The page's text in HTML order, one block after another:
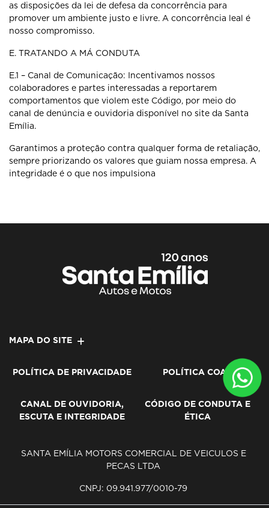
as disposições da lei de defesa da concorrência para
promover um ambiente justo e livre. A concorrência leal é
nosso compromisso.
E. TRATANDO A MÁ CONDUTA
E.1 – Canal de Comunicação: Incentivamos nossos
colaboradores e partes interessadas a reportarem
comportamentos que violem este Código, por meio do
canal de denúncia e ouvidoria disponível no site da Santa
Emília.
Garantimos a proteção contra qualquer forma de retaliação,
sempre priorizando os valores que guiam nossa empresa. A
integridade é o que nos impulsiona
MAPA DO SITE
POLÍTICA DE PRIVACIDADE POLÍTICA COAF
CANAL DE OUVIDORIA,
ESCUTA E INTEGRIDADE
CÓDIGO DE CONDUTA E
ÉTICA
SANTA EMÍLIA MOTORS COMERCIAL DE VEICULOS E
PECAS LTDA
CNPJ: 09.941.977/0010-79